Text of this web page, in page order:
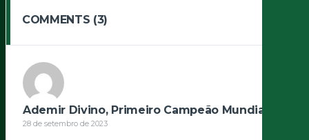
COMMENTS (3)
Ademir Divino, Primeiro Campeão Mundial
28 de setembro de 2023